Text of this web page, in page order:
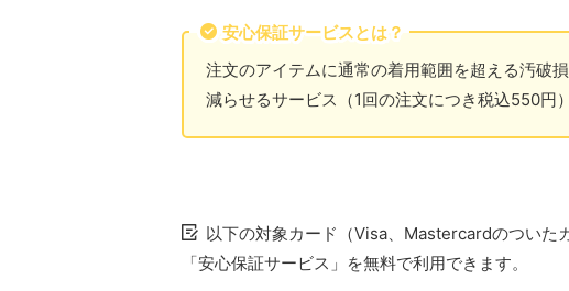
安心保証サービスとは？
注文のアイテムに通常の着用範囲を超える汚破
減らせるサービス（1回の注文につき税込550円）
以下の対象カード（Visa、Mastercardのついた
「安心保証サービス」を無料で利用できます。